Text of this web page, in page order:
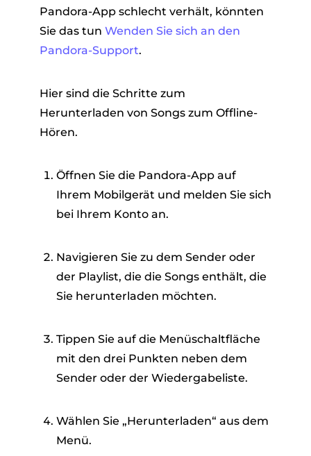
Pandora-App schlecht verhält, könnten
Sie das tun Wenden Sie sich an den
Pandora-Support.
Hier sind die Schritte zum
Herunterladen von Songs zum Offline-
Hören.
Öffnen Sie die Pandora-App auf
Ihrem Mobilgerät und melden Sie sich
bei Ihrem Konto an.
Navigieren Sie zu dem Sender oder
der Playlist, die die Songs enthält, die
Sie herunterladen möchten.
Tippen Sie auf die Menüschaltfläche
mit den drei Punkten neben dem
Sender oder der Wiedergabeliste.
Wählen Sie „Herunterladen“ aus dem
Menü.